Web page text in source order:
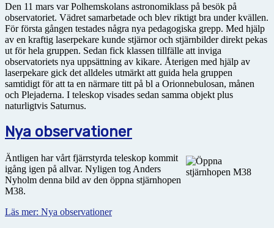
Den 11 mars var Polhemskolans astronomiklass på besök på
observatoriet. Vädret samarbetade och blev riktigt bra under kvällen.
För första gången testades några nya pedagogiska grepp. Med hjälp
av en kraftig laserpekare kunde stjärnor och stjärnbilder direkt pekas
ut för hela gruppen. Sedan fick klassen tillfälle att inviga
observatoriets nya uppsättning av kikare. Återigen med hjälp av
laserpekare gick det alldeles utmärkt att guida hela gruppen
samtidigt för att ta en närmare titt på bl a Orionnebulosan, månen
och Plejaderna. I teleskop visades sedan samma objekt plus
naturligtvis Saturnus.
Nya observationer
Äntligen har vårt fjärrstyrda teleskop kommit
igång igen på allvar. Nyligen tog Anders
Nyholm denna bild av den öppna stjärnhopen
M38.
Läs mer: Nya observationer